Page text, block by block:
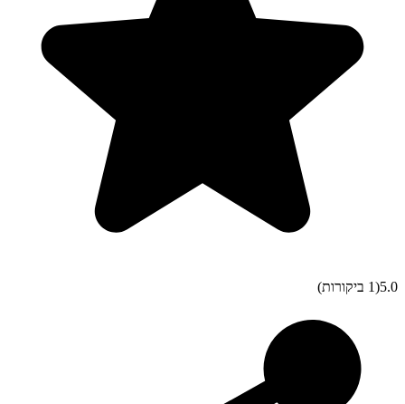
5.0(1 ביקורות)